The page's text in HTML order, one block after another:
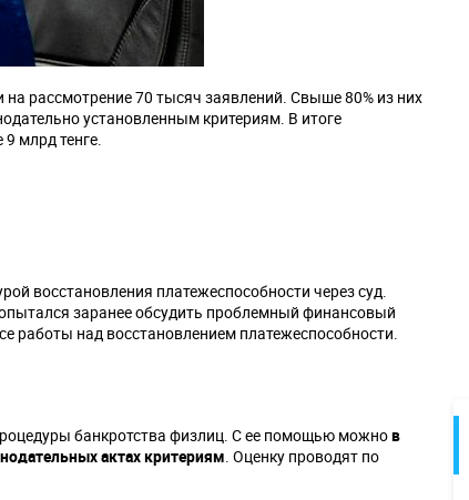
рассмотрение 70 тысяч заявлений. Свыше 80% из них
установленным критериям. В итоге
млрд тенге.
восстановления платежеспособности через суд.
заранее обсудить проблемный финансовый
работы над восстановлением платежеспособности.
банкротства физлиц. С ее помощью можнов
актах критериям. Оценку проводят по